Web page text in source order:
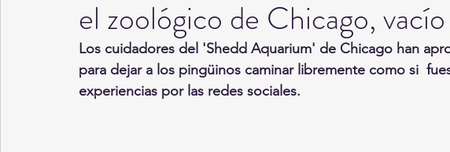
Round Cero Columnistas CDMX Nacionales
Chismes Qué Curioso Gómez Palacio Comics
el zoológico de Chicago,
Los cuidadores del 'Shedd Aquarium' de Chicago han
para dejar a los pingüinos caminar libremente como si
experiencias por las redes sociales.